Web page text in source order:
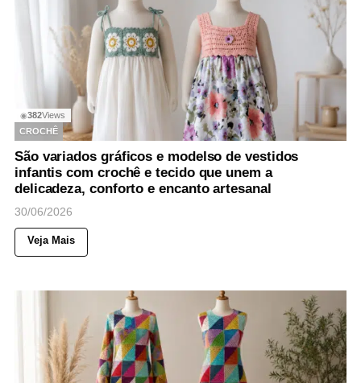
◉382Views
CROCHÊ
São variados gráficos e modelso de vestidos
infantis com crochê e tecido que unem a
delicadeza, conforto e encanto artesanal
30/06/2026
Veja Mais